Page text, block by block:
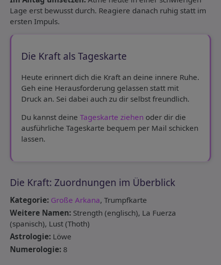
Lage erst bewusst durch. Reagiere danach ruhig statt im
ersten Impuls.
Die Kraft als Tageskarte
Heute erinnert dich die Kraft an deine innere Ruhe.
Geh eine Herausforderung gelassen statt mit
Druck an. Sei dabei auch zu dir selbst freundlich.
Du kannst deine Tageskarte ziehen oder dir die
ausführliche Tageskarte bequem per Mail schicken
lassen.
Die Kraft: Zuordnungen im Überblick
Kategorie: Große Arkana, Trumpfkarte
Weitere Namen: Strength (englisch), La Fuerza
(spanisch), Lust (Thoth)
Astrologie: Löwe
Numerologie: 8